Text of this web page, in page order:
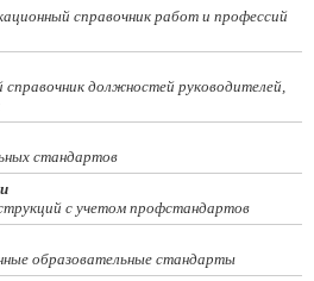
справочник работ и профессий
должностей руководителей,
стандартов
с учетом профстандартов
образовательные стандарты